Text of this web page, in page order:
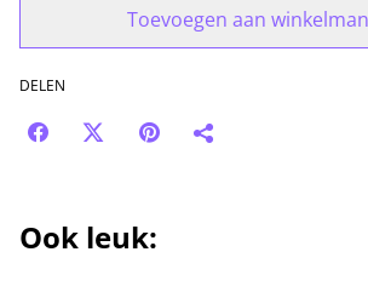
Toevoegen aan
DELEN
Ook leuk: